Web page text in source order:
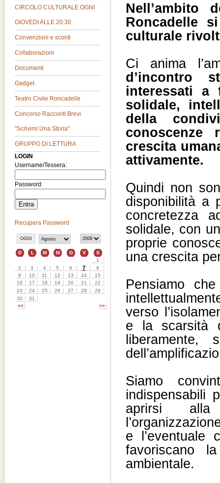
CIRCOLO CULTURALE OGNI
GIOVEDI ALLE 20:30
Convenzioni e sconti
Collaborazioni
Documenti
Gadget
Teatro Civile Roncadelle
Concorso Racconti Brevi
"Scrivimi Una Storia"
GRUPPO DI LETTURA
LOGIN
Username/Tessera:
Password:
Recupera Password
Nell’ambito
Roncadelle
culturale
Ci anima
d’incontro
interessati a
solidale,
della
conoscenze
crescita
attivamente.
Quindi non
disponibilità a
concretezza
solidale, con
proprie
una crescita
Pensiamo
verso
e la scarsità
liberamente,
Siamo
indispensabili
aprirsi alla
e l’eventuale
favoriscano
ambientale.